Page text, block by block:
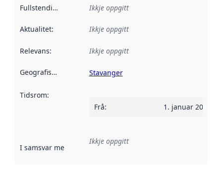
Fullstendigheit Ikkje oppgitt
Aktualitet: Ikkje oppgitt
Relevans: Ikkje oppgitt
Geografisk område Stavanger
Tidsrom:
Frå: 1. januar 2017
I samsvar med Referanse til ei implementeringsregel eller
Ikkje oppgitt